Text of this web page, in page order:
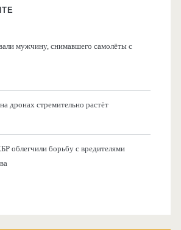
мужчину, снимавшего самолёты с
дронах стремительно растёт
облегчили борьбу с вредителями